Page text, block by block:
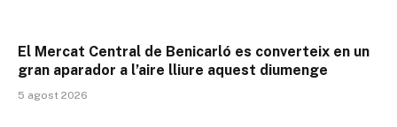
El Mercat Central de Benicarló es converteix en un
gran aparador a l’aire lliure aquest diumenge
5 agost 2026